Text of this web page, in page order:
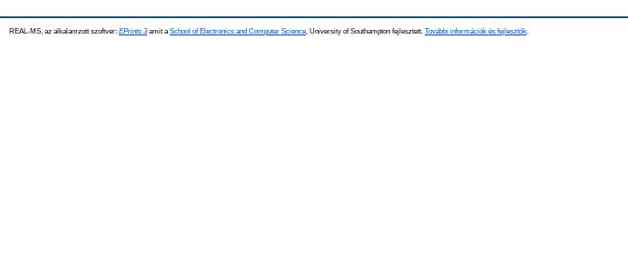
REAL-MS, az alkalamzott szoftver: EPrints 3amit a School of Electronics and Computer Science , University of Southampton fejlesztett. További információk és fejlesztők